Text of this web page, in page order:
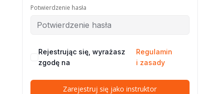
Potwierdzenie hasła
Rejestrując się, wyrażasz
zgodę na
Regulamin
i zasady
Zarejestruj się jako instruktor